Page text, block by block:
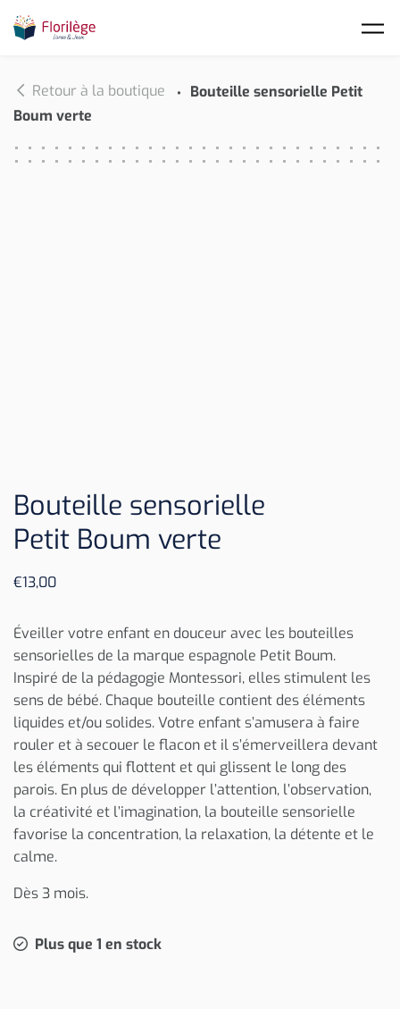
Retour à la boutique
Bouteille sensorielle Petit
Boum verte
Bouteille sensorielle
Petit Boum verte
€13,00
Éveiller votre enfant en douceur avec les bouteilles
sensorielles de la marque espagnole Petit Boum.
Inspiré de la pédagogie Montessori, elles stimulent les
sens de bébé. Chaque bouteille contient des éléments
liquides et/ou solides. Votre enfant s’amusera à faire
rouler et à secouer le flacon et il s’émerveillera devant
les éléments qui flottent et qui glissent le long des
parois. En plus de développer l’attention, l’observation,
la créativité et l’imagination, la bouteille sensorielle
favorise la concentration, la relaxation, la détente et le
calme.
Dès 3 mois.
Plus que 1 en stock